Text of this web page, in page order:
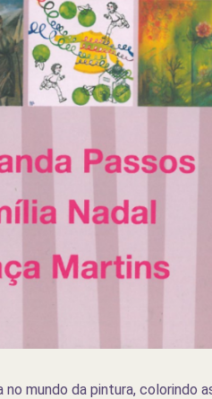
no mundo da pintura, colorindo